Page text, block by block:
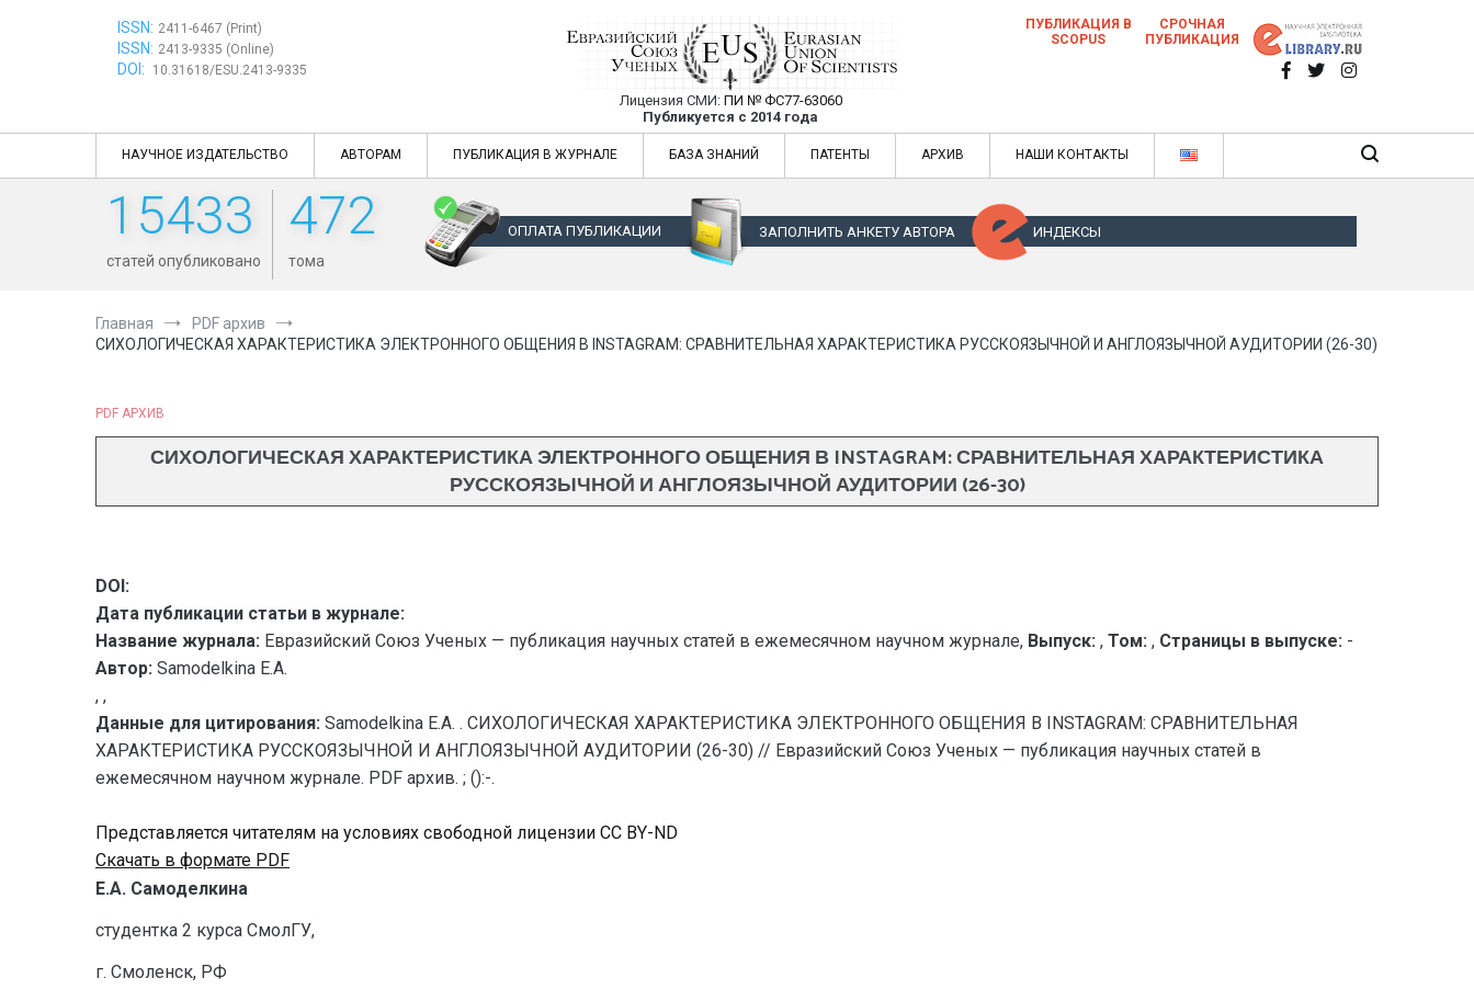
ISSN: 2411-6467 (Print)
ISSN: 2413-9335 (Online)
DOI: 10.31618/ESU.2413-9335
Евразийский Союз Ученых — публикация научных статей в ежемесячном научном
журнале
Лицензия СМИ: ПИ № ФС77-63060
Публикуется с 2014 года
Евразийский Союз Ученых — публикация научных статей в ежемесячном научном журнале
ПУБЛИКАЦИЯ В
SCOPUS
СРОЧНАЯ
ПУБЛИКАЦИЯ
НАУЧНОЕ ИЗДАТЕЛЬСТВО АВТОРАМ ПУБЛИКАЦИЯ В ЖУРНАЛЕ БАЗА ЗНАНИЙ ПАТЕНТЫ АРХИВ НАШИ КОНТАКТЫ
15433
статей опубликовано
472
тома
ОПЛАТА ПУБЛИКАЦИИ ЗАПОЛНИТЬ АНКЕТУ АВТОРА ИНДЕКСЫ
Главная
PDF архив
СИХОЛОГИЧЕСКАЯ ХАРАКТЕРИСТИКА ЭЛЕКТРОННОГО ОБЩЕНИЯ В INSTAGRAM: СРАВНИТЕЛЬНАЯ ХАРАКТЕРИСТИКА РУССКОЯЗЫЧНОЙ И АНГЛОЯЗЫЧНОЙ АУДИТОРИИ (26-30)
PDF АРХИВ
СИХОЛОГИЧЕСКАЯ ХАРАКТЕРИСТИКА ЭЛЕКТРОННОГО ОБЩЕНИЯ В INSTAGRAM: СРАВНИТЕЛЬНАЯ ХАРАКТЕРИСТИКА
РУССКОЯЗЫЧНОЙ И АНГЛОЯЗЫЧНОЙ АУДИТОРИИ (26-30)
DOI:
Дата публикации статьи в журнале:
Название журнала: Евразийский Союз Ученых — публикация научных статей в ежемесячном научном журнале, Выпуск: , Том: , Страницы в выпуске: -
Автор: Samodelkina E.A.
, ,
Данные для цитирования: Samodelkina E.A. . СИХОЛОГИЧЕСКАЯ ХАРАКТЕРИСТИКА ЭЛЕКТРОННОГО ОБЩЕНИЯ В INSTAGRAM: СРАВНИТЕЛЬНАЯ
ХАРАКТЕРИСТИКА РУССКОЯЗЫЧНОЙ И АНГЛОЯЗЫЧНОЙ АУДИТОРИИ (26-30) // Евразийский Союз Ученых — публикация научных статей в
ежемесячном научном журнале. PDF архив. ; ():-.
Представляется читателям на условиях свободной лицензии CC BY-ND
Скачать в формате PDF
Е.А. Самоделкина
студентка 2 курса СмолГУ,
г. Смоленск, РФ